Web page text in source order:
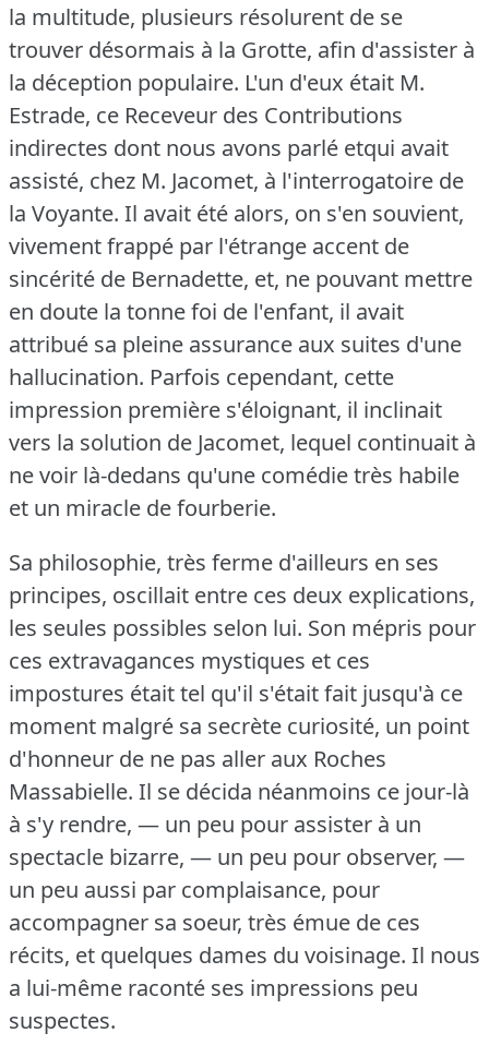
la multitude, plusieurs résolurent de se
trouver désormais à la Grotte, afin d'assister à
la déception populaire. L'un d'eux était M.
Estrade, ce Receveur des Contributions
indirectes dont nous avons parlé etqui avait
assisté, chez M. Jacomet, à l'interrogatoire de
la Voyante. Il avait été alors, on s'en souvient,
vivement frappé par l'étrange accent de
sincérité de Bernadette, et, ne pouvant mettre
en doute la tonne foi de l'enfant, il avait
attribué sa pleine assurance aux suites d'une
hallucination. Parfois cependant, cette
impression première s'éloignant, il inclinait
vers la solution de Jacomet, lequel continuait à
ne voir là-dedans qu'une comédie très habile
et un miracle de fourberie.
Sa philosophie, très ferme d'ailleurs en ses
principes, oscillait entre ces deux explications,
les seules possibles selon lui. Son mépris pour
ces extravagances mystiques et ces
impostures était tel qu'il s'était fait jusqu'à ce
moment malgré sa secrète curiosité, un point
d'honneur de ne pas aller aux Roches
Massabielle. Il se décida néanmoins ce jour-là
à s'y rendre, — un peu pour assister à un
spectacle bizarre, — un peu pour observer, —
un peu aussi par complaisance, pour
accompagner sa soeur, très émue de ces
récits, et quelques dames du voisinage. Il nous
a lui-même raconté ses impressions peu
suspectes.